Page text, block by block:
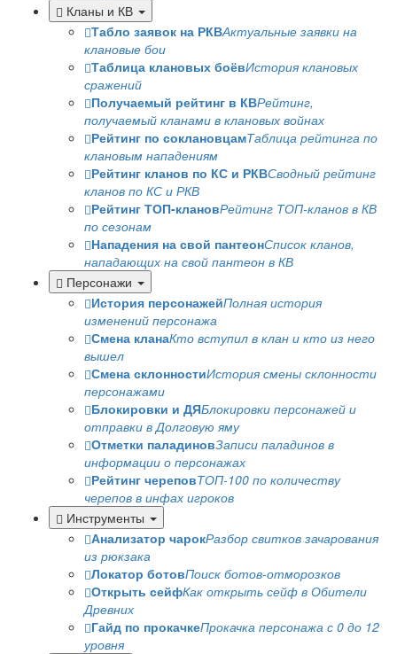
Кланы и КВ
Табло заявок на РКВАктуальные заявки на
клановые бои
Таблица клановых боёвИстория клановых
сражений
Получаемый рейтинг в КВРейтинг,
получаемый кланами в клановых войнах
Рейтинг по соклановцамТаблица рейтинга по
клановым нападениям
Рейтинг кланов по КС и РКВСводный рейтинг
кланов по КС и РКВ
Рейтинг ТОП-клановРейтинг ТОП-кланов в КВ
по сезонам
Нападения на свой пантеонСписок кланов,
нападающих на свой пантеон в КВ
Персонажи
История персонажейПолная история
изменений персонажа
Смена кланаКто вступил в клан и кто из него
вышел
Смена склонностиИстория смены склонности
персонажами
Блокировки и ДЯБлокировки персонажей и
отправки в Долговую яму
Отметки паладиновЗаписи паладинов в
информации о персонажах
Рейтинг череповТОП-100 по количеству
черепов в инфах игроков
Инструменты
Анализатор чарокРазбор свитков зачарования
из рюкзака
Локатор ботовПоиск ботов-отморозков
Открыть сейфКак открыть сейф в Обители
Древних
Гайд по прокачкеПрокачка персонажа с 0 до 12
уровня